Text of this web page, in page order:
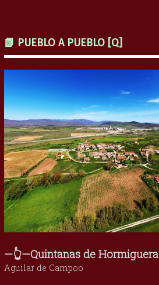
📗 PUEBLO A PUEBLO [Q]
—👆—Quintanas de Hormiguera
Aguilar de Campoo